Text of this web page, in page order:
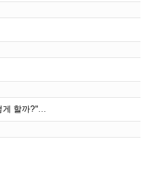
6월 <양육자교육>"우리 아이 성교육 어떻게 할까?" …